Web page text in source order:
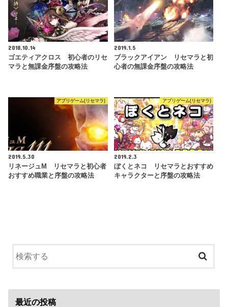
2018.10.14
ゴエティアクロス 初心者のリセ
マラと無課金序盤の攻略法
2019.1.5
ブラックアイアン リセマラと初
心者の無課金序盤の攻略法
アプリゲーム(リセマラ)
2019.5.30
リネージュM リセマラと初心者
おすすめ職業と序盤の攻略法
アプリゲーム(リセマラ)
2019.2.3
ぼくとネコ リセマラとおすすめ
キャラクターと序盤の攻略法
最近の投稿